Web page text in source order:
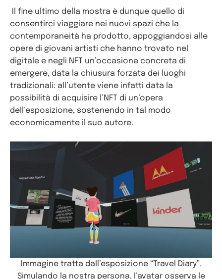
Il fine ultimo della mostra è dunque quello di
consentirci viaggiare nei nuovi spazi che la
contemporaneità ha prodotto, appoggiandosi alle
opere di giovani artisti che hanno trovato nel
digitale e negli NFT un’occasione concreta di
emergere, data la chiusura forzata dei luoghi
tradizionali: all’utente viene infatti data la
possibilità di acquisire l’NFT di un’opera
dell’esposizione, sostenendo in tal modo
economicamente il suo autore.
Immagine tratta dall’esposizione “Travel Diary”.
Simulando la nostra persona, l’avatar osserva le